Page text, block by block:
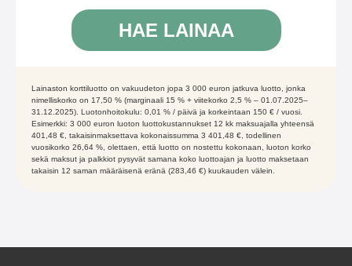
HAE LAINAA
Lainaston korttiluotto on vakuudeton jopa 3 000 euron jatkuva luotto, jonka
nimelliskorko on 17,50 % (marginaali 15 % + viitekorko 2,5 % – 01.07.2025–
31.12.2025). Luotonhoitokulu: 0,01 % / päivä ja korkeintaan 150 € / vuosi.
Esimerkki: 3 000 euron luoton luottokustannukset 12 kk maksuajalla yhteensä
401,48 €, takaisinmaksettava kokonaissumma 3 401,48 €, todellinen
vuosikorko 26,64 %, olettaen, että luotto on nostettu kokonaan, luoton korko
sekä maksut ja palkkiot pysyvät samana koko luottoajan ja luotto maksetaan
takaisin 12 saman määräisenä eränä (283,46 €) kuukauden välein.